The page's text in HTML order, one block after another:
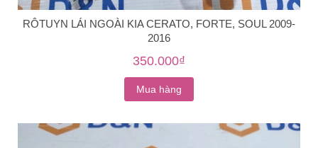
RÔTUYN LÁI NGOÀI KIA CERATO, FORTE, SOUL 2009-
2016
350.000₫
Mua hàng